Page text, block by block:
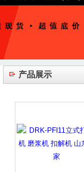
产品展示